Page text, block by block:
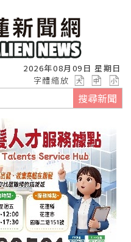
2026年08月09日 星期日
字體縮放
搜尋新聞